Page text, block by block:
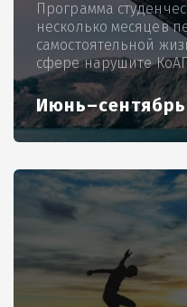
Программа
несколько месяцев
самостоятельной
сфере нарушите